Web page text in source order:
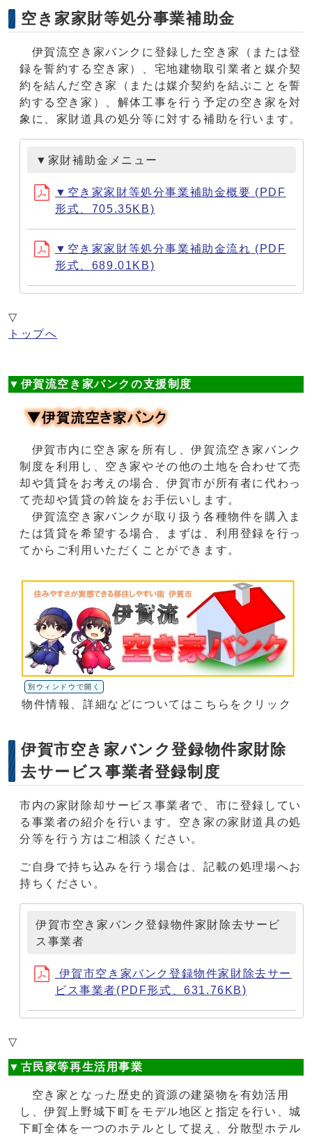
空き家家財等処分事業補助金
伊賀流空き家バンクに登録した空き家（または登
録を誓約する空き家）、宅地建物取引業者と媒介契
約を結んだ空き家（または媒介契約を結ぶことを誓
約する空き家）、解体工事を行う予定の空き家を対
象に、家財道具の処分等に対する補助を行います。
▼家財補助金メニュー
▼空き家家財等処分事業補助金概要 (PDF
形式、705.35KB)
▼空き家家財等処分事業補助金流れ (PDF
形式、689.01KB)
▽
トップへ
▼伊賀流空き家バンクの支援制度
伊賀市内に空き家を所有し、伊賀流空き家バンク
制度を利用し、空き家やその他の土地を合わせて売
却や賃貸をお考えの場合、伊賀市が所有者に代わっ
て売却や賃貸の斡旋をお手伝いします。
伊賀流空き家バンクが取り扱う各種物件を購入ま
たは賃貸を希望する場合、まずは、利用登録を行っ
てからご利用いただくことができます。
別ウィンドウで開く
物件情報、詳細などについてはこちらをクリック
伊賀市空き家バンク登録物件家財除
去サービス事業者登録制度
市内の家財除却サービス事業者で、市に登録してい
る事業者の紹介を行います。空き家の家財道具の処
分等を行う方はご相談ください。
ご自身で持ち込みを行う場合は、記載の処理場へお
持ちください。
伊賀市空き家バンク登録物件家財除去サービ
ス事業者
伊賀市空き家バンク登録物件家財除去サー
ビス事業者(PDF形式、631.76KB)
▽
▼古民家等再生活用事業
空き家となった歴史的資源の建築物を有効活用
し、伊賀上野城下町をモデル地区と指定を行い、城
下町全体を一つのホテルとして捉え、分散型ホテル